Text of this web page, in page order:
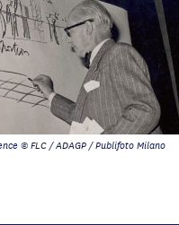
© FLC / ADAGP / Publifoto Milano